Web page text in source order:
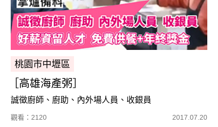
桃園市中壢區
［高雄海產粥］
誠徵廚師、廚助、內外場人員、收銀員
觀看：2120 2017.07.20